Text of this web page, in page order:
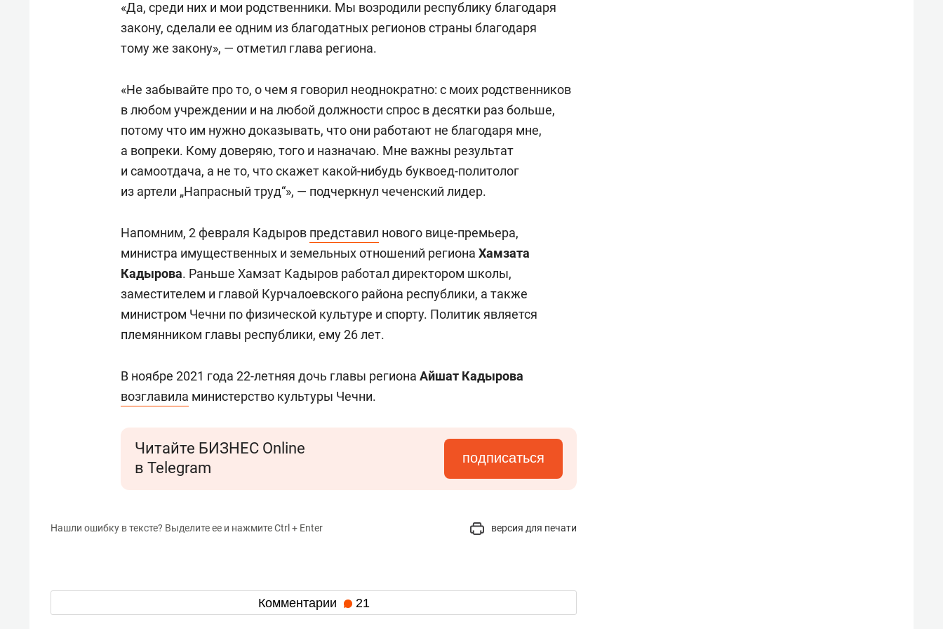
«Да, среди них и мои родственники. Мы возродили республику благодаря
закону, сделали ее одним из благодатных регионов страны благодаря
тому же закону», — отметил глава региона.
«Не забывайте про то, о чем я говорил неоднократно: с моих родственников
в любом учреждении и на любой должности спрос в десятки раз больше,
потому что им нужно доказывать, что они работают не благодаря мне,
а вопреки. Кому доверяю, того и назначаю. Мне важны результат
и самоотдача, а не то, что скажет какой-нибудь буквоед-политолог
из артели „Напрасный труд“», — подчеркнул чеченский лидер.
Напомним, 2 февраля Кадыров представил нового вице-премьера,
министра имущественных и земельных отношений региона Хамзата
Кадырова. Раньше Хамзат Кадыров работал директором школы,
заместителем и главой Курчалоевского района республики, а также
министром Чечни по физической культуре и спорту. Политик является
племянником главы республики, ему 26 лет.
В ноябре 2021 года 22-летняя дочь главы региона Айшат Кадырова
возглавила министерство культуры Чечни.
Читайте БИЗНЕС Online
в Telegram
подписаться
Нашли ошибку в тексте? Выделите ее и нажмите Ctrl + Enter версия для печати
Комментарии 21